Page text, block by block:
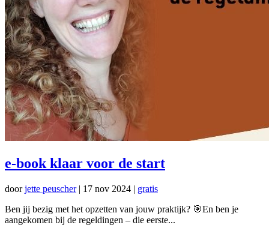
e-book klaar voor de start
doorjette peuscher| 17 nov 2024 | gratis
Ben jij bezig met het opzetten van jouw praktijk? 🎯En ben je
aangekomen bij de regeldingen – die eerste...